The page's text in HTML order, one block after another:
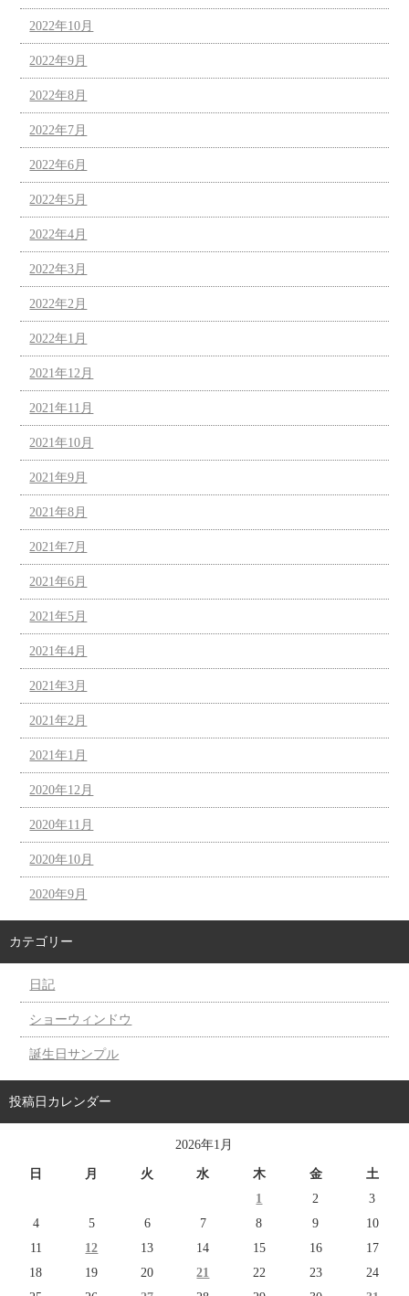
2022年10月
2022年9月
2022年8月
2022年7月
2022年6月
2022年5月
2022年4月
2022年3月
2022年2月
2022年1月
2021年12月
2021年11月
2021年10月
2021年9月
2021年8月
2021年7月
2021年6月
2021年5月
2021年4月
2021年3月
2021年2月
2021年1月
2020年12月
2020年11月
2020年10月
2020年9月
カテゴリー
日記
ショーウィンドウ
誕生日サンプル
投稿日カレンダー
2026年1月
日 月 火 水 木 金
土
1
2
3
4
5 6 7 8 9
10
11
12 13 14 15 16
17
18
19 20 21 22 23
24